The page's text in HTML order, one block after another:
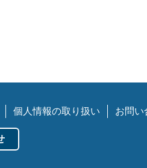
個人情報の取り扱い お問い